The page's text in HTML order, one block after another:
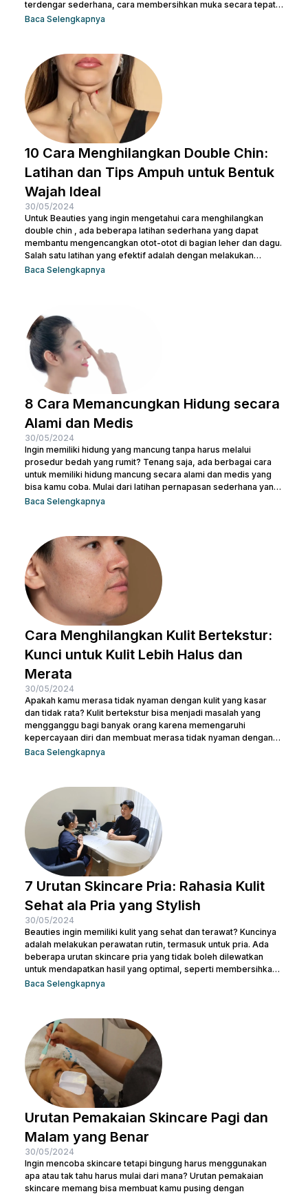
terdengar sederhana, cara membersihkan muka secara tepat
memiliki peran krusial dalam menjaga kulit tetap sehat dan
mempersiapkan kulit untuk penyerapan produk perawatan kulit
selanjutnya. Micellar water adalah pilihan pembersih yang
efektif dan praktis, terutama untuk menghapus makeup dan
kotoran saat...
Baca Selengkapnya
10 Cara Menghilangkan Double Chin:
Latihan dan Tips Ampuh untuk Bentuk
Wajah Ideal
30/05/2024
Untuk Beauties yang ingin mengetahui cara menghilangkan
double chin , ada beberapa latihan sederhana yang dapat
membantu mengencangkan otot-otot di bagian leher dan dagu.
Salah satu latihan yang efektif adalah dengan melakukan
gerakan menutup dan membuka mulut secara berulang. Kamu
simak penjelasan lengkapnya di bawah ini. 5 Penyebab Double
Chin Penyebab...
Baca Selengkapnya
8 Cara Memancungkan Hidung secara
Alami dan Medis
30/05/2024
Ingin memiliki hidung yang mancung tanpa harus melalui
prosedur bedah yang rumit? Tenang saja, ada berbagai cara
untuk memiliki hidung mancung secara alami dan medis yang
bisa kamu coba. Mulai dari latihan pernapasan sederhana yang
bisa dilakukan di rumah hingga prosedur medis yang lebih
indah dan proporsional. Yuk, temukan cara terbaik yang sesuai
dengan kebutuhanmu dan raih penampilan yang...
Baca Selengkapnya
Cara Menghilangkan Kulit Bertekstur:
Kunci untuk Kulit Lebih Halus dan
Merata
30/05/2024
Apakah kamu merasa tidak nyaman dengan kulit yang kasar
dan tidak rata? Kulit bertekstur bisa menjadi masalah yang
mengganggu bagi banyak orang karena memengaruhi
kepercayaan diri dan membuat merasa tidak nyaman dengan
penampilan kulit. Namun, jangan khawatir, ada berbagai cara
membahas secara mendalam cara menghilangkan kulit
bertekstur dengan langkah-langkah perawatan yang
sederhana namun efektif. Dari penggunaan produk yang sesuai
hingga perawatan...
Baca Selengkapnya
7 Urutan Skincare Pria: Rahasia Kulit
Sehat ala Pria yang Stylish
30/05/2024
Beauties ingin memiliki kulit yang sehat dan terawat? Kuncinya
adalah melakukan perawatan rutin, termasuk untuk pria. Ada
beberapa urutan skincare pria yang tidak boleh dilewatkan
untuk mendapatkan hasil yang optimal, seperti membersihkan
wajah dengan facial wash, menggunakan toner, dan langkah-
kulitmu. Melakukan perawatan kulit wajah menjadi hal yang
penting supaya kamu terhindar dari jerawat dan kulit tampak
lebih cerah. Apalagi...
Baca Selengkapnya
Urutan Pemakaian Skincare Pagi dan
Malam yang Benar
30/05/2024
Ingin mencoba skincare tetapi bingung harus menggunakan
apa atau tak tahu harus mulai dari mana? Urutan pemakaian
skincare memang bisa membuat kamu pusing dengan